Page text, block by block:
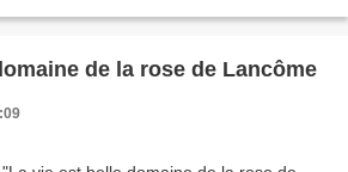
de la rose de Lancôme